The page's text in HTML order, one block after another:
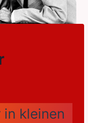
kleinen